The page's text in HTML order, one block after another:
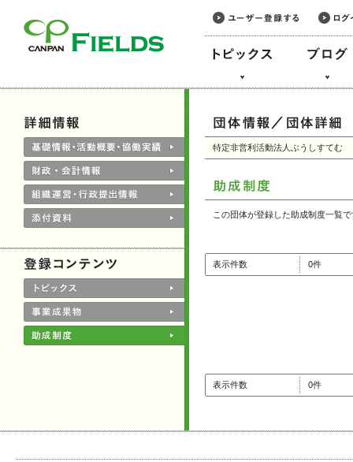
特定非営利活動法人ぶうしすてむ
この団体が登録した助成制度一覧
表示件数 0件
表示件数 0件